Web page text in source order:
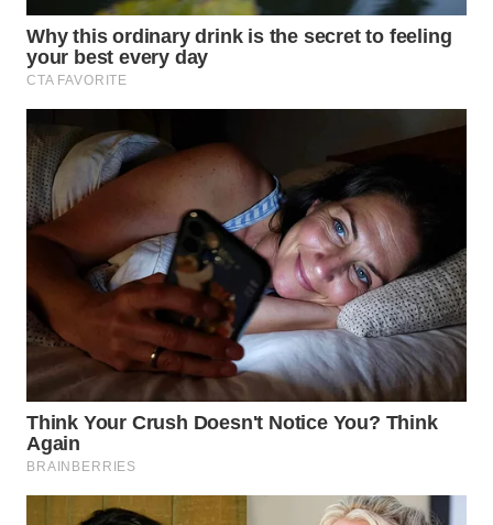
WN
SUMEDANG
WN
CIANJUR
WN
KEPULAUAN
SERIBU
WN
TANGERANG
WN
BINJAI
WN